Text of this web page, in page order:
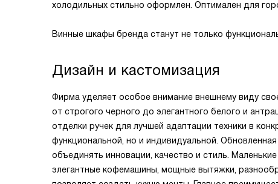
холодильных стильно оформлен. Оптимален для
Винные шкафы бренда станут не только
Дизайн и кастомизация
Фирма уделяет особое внимание внешнему виду
от строгого черного до элегантного белого и
отделки ручек для лучшей адаптации техники в
функциональной, но и индивидуальной.
объединять инновации, качество и стиль.
элегантные кофемашины, мощные вытяжки,